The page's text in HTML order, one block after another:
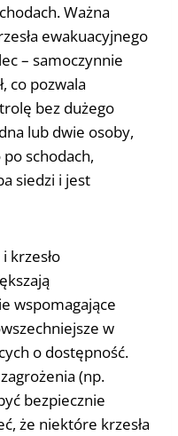
Ważna
ewakuacyjnego
– samoczynnie
co pozwala
bez dużego
lub dwie osoby,
schodach,
siedzi i jest
krzesło
wspomagające
w
o dostępność.
(np.
bezpiecznie
że niektóre krzesła